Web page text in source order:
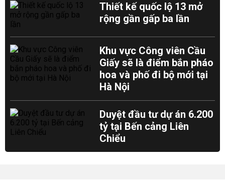
Thiết kế quốc lộ 13 mở
rộng gần gấp ba lần
Khu vực Công viên Cầu
Giấy sẽ là điểm bắn pháo
hoa và phố đi bộ mới tại
Hà Nội
Duyệt đầu tư dự án 6.200
tỷ tại Bến cảng Liên
Chiểu